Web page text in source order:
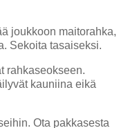
joukkoon maitorahka,
Sekoita tasaiseksi.
rahkaseokseen.
kauniina eikä
Ota pakkasesta